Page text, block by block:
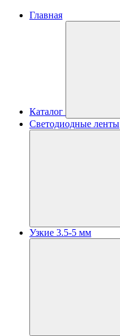
Главная
Каталог
Светодиодные ленты
Узкие 3.5-5 мм